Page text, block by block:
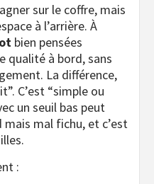
sur le coffre, mais
à l’arrière. À
bien pensées
qualité à bord, sans
La différence,
C’est “simple ou
un seuil bas peut
mal fichu, et c’est
: